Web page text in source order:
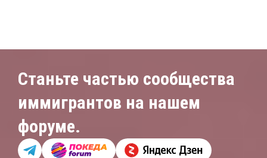
Станьте частью сообщества
иммигрантов на нашем
форуме.